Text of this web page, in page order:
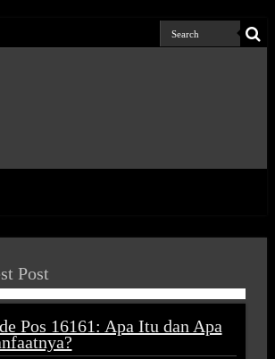
Post
Pos 16161: Apa Itu dan Apa